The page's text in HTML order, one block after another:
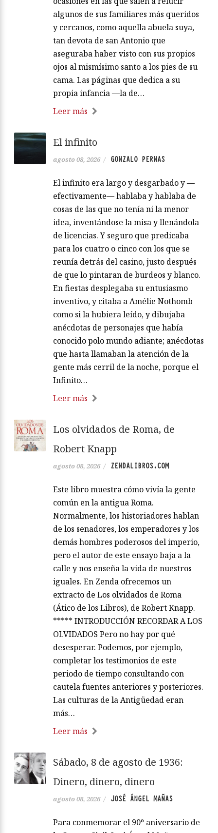
algunos de sus familiares más queridos
y cercanos, como aquella abuela suya,
tan devota de san Antonio que
aseguraba haber visto con sus propios
ojos al mismísimo santo a los pies de su
cama. Las páginas que dedica a su
propia infancia —la de…
Leer más
El infinito
agosto 08, 2026 / GONZALO PERNAS
El infinito era largo y desgarbado y —
efectivamente— hablaba y hablaba de
cosas de las que no tenía ni la menor
idea, inventándose la misa y llenándola
de licencias. Y seguro que predicaba
para los cuatro o cinco con los que se
reunía detrás del casino, justo después
de que lo pintaran de burdeos y blanco.
En fiestas desplegaba su entusiasmo
inventivo, y citaba a Amélie Nothomb
como si la hubiera leído, y dibujaba
anécdotas de personajes que había
conocido polo mundo adiante; anécdotas
que hasta llamaban la atención de la
gente más cerril de la noche, porque el
Infinito…
Leer más
Los olvidados de Roma, de
Robert Knapp
agosto 08, 2026 / ZENDALIBROS.COM
Este libro muestra cómo vivía la gente
común en la antigua Roma.
Normalmente, los historiadores hablan
de los senadores, los emperadores y los
demás hombres poderosos del imperio,
pero el autor de este ensayo baja a la
calle y nos enseña la vida de nuestros
iguales. En Zenda ofrecemos un
extracto de Los olvidados de Roma
(Ático de los Libros), de Robert Knapp.
***** INTRODUCCIÓN RECORDAR A LOS
OLVIDADOS Pero no hay por qué
desesperar. Podemos, por ejemplo,
completar los testimonios de este
periodo de tiempo consultando con
cautela fuentes anteriores y posteriores.
Las culturas de la Antigüedad eran
más…
Leer más
Sábado, 8 de agosto de 1936:
Dinero, dinero, dinero
agosto 08, 2026 / JOSÉ ÁNGEL MAÑAS
Para conmemorar el 90º aniversario de